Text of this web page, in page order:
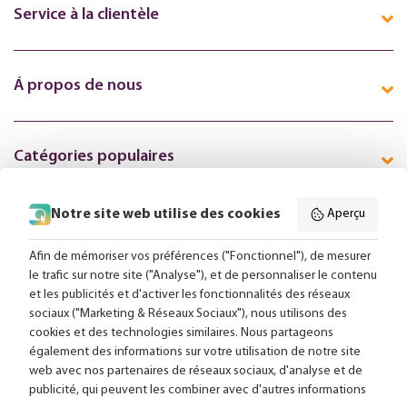
Service à la clientèle
Á propos de nous
Catégories populaires
Suivez-nous en ligne:
Livraison gratuite à partir de 99,-
Conseils sur mesure
Plus de 25 000 lampes en stock
Notre site web utilise des cookies Aperçu
Afin de mémoriser vos préférences ("Fonctionnel"), de mesurer
le trafic sur notre site ("Analyse"), et de personnaliser le contenu
et les publicités et d'activer les fonctionnalités des réseaux
sociaux ("Marketing & Réseaux Sociaux"), nous utilisons des
cookies et des technologies similaires. Nous partageons
également des informations sur votre utilisation de notre site
web avec nos partenaires de réseaux sociaux, d'analyse et de
publicité, qui peuvent les combiner avec d'autres informations